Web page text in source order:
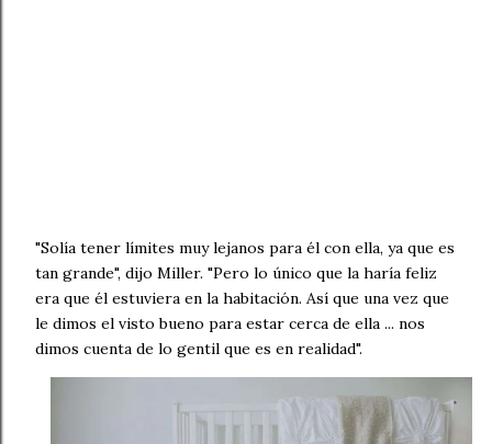
"Solía ​​tener límites muy lejanos para él con ella, ya que es
tan grande", dijo Miller. "Pero lo único que la haría feliz
era que él estuviera en la habitación. Así que una vez que
le dimos el visto bueno para estar cerca de ella ... nos
dimos cuenta de lo gentil que es en realidad".